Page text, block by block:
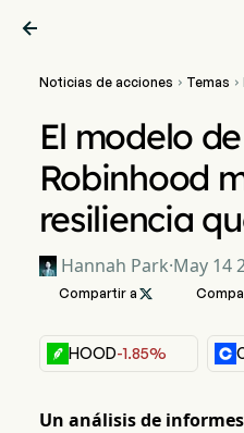

Noticias de acciones  Temas 
El modelo
Robinhood
resiliencia
Hannah Park·May 14
Compartir a 
HOOD-1.85%
Un análisis de